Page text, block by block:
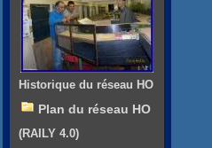
Historique du réseau HO
Plan du réseau HO
(RAILY 4.0)